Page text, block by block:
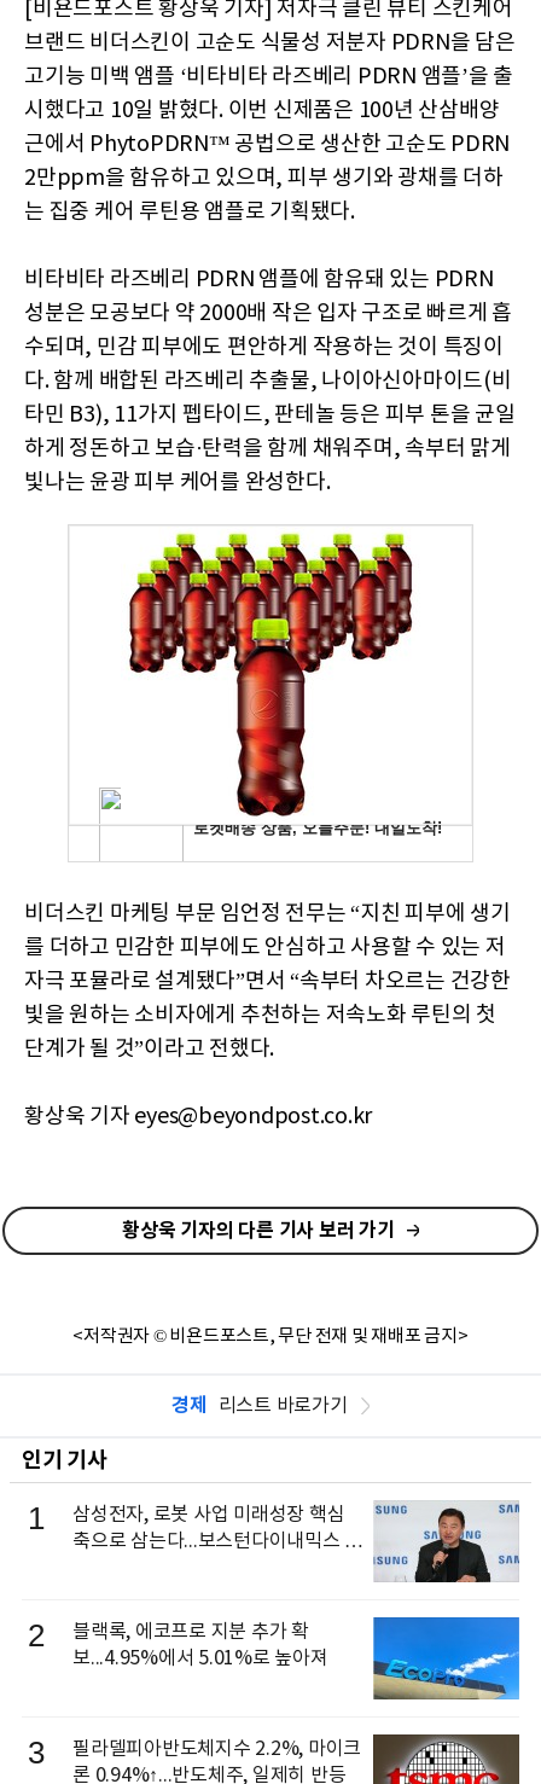
[비욘드포스트 황상욱 기자] 저자극 클린 뷰티 스킨케어
브랜드 비더스킨이 고순도 식물성 저분자 PDRN을 담은
고기능 미백 앰플 ‘비타비타 라즈베리 PDRN 앰플’을 출
시했다고 10일 밝혔다. 이번 신제품은 100년 산삼배양
근에서 PhytoPDRN™ 공법으로 생산한 고순도 PDRN
2만ppm을 함유하고 있으며, 피부 생기와 광채를 더하
는 집중 케어 루틴용 앰플로 기획됐다.
비타비타 라즈베리 PDRN 앰플에 함유돼 있는 PDRN
성분은 모공보다 약 2000배 작은 입자 구조로 빠르게 흡
수되며, 민감 피부에도 편안하게 작용하는 것이 특징이
다. 함께 배합된 라즈베리 추출물, 나이아신아마이드(비
타민 B3), 11가지 펩타이드, 판테놀 등은 피부 톤을 균일
하게 정돈하고 보습·탄력을 함께 채워주며, 속부터 맑게
빛나는 윤광 피부 케어를 완성한다.
비더스킨 마케팅 부문 임언정 전무는 “지친 피부에 생기
를 더하고 민감한 피부에도 안심하고 사용할 수 있는 저
자극 포뮬라로 설계됐다”면서 “속부터 차오르는 건강한
빛을 원하는 소비자에게 추천하는 저속노화 루틴의 첫
단계가 될 것”이라고 전했다.
황상욱 기자 eyes@beyondpost.co.kr
황상욱 기자의 다른 기사 보러 가기
<저작권자 © 비욘드포스트, 무단 전재 및 재배포 금지>
경제 리스트 바로가기
인기 기사
1
삼성전자, 로봇 사업 미래성장 핵심
축으로 삼는다...보스턴다이내믹스 출
2
블랙록, 에코프로 지분 추가 확
보...4.95%에서 5.01%로 높아져
3
필라델피아반도체지수 2.2%, 마이크
론 0.94%↑...반도체주, 일제히 반등